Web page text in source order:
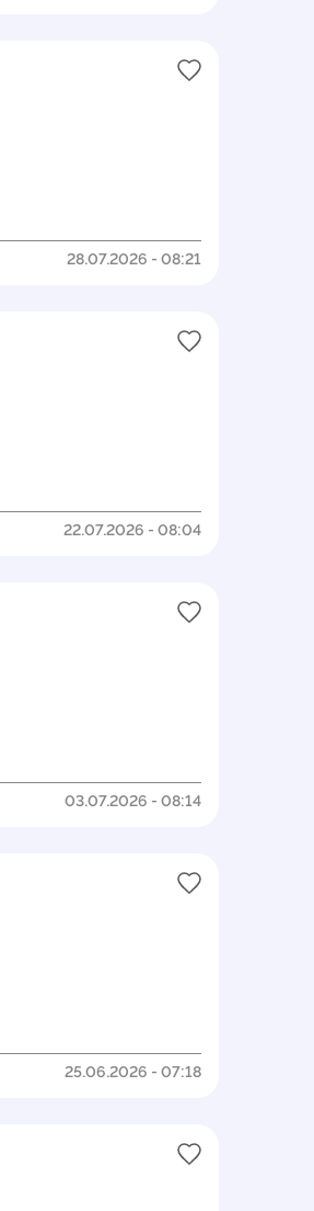
28.07.2026 - 08:21
22.07.2026 - 08:04
03.07.2026 - 08:14
25.06.2026 - 07:18